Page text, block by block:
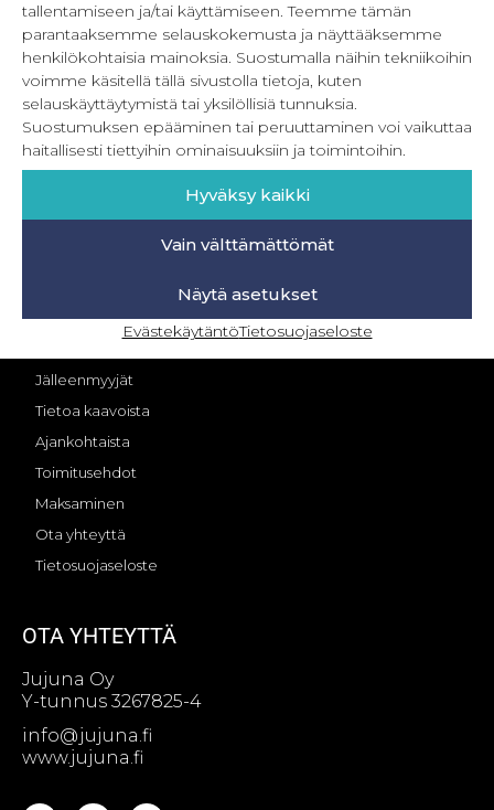
tallentamiseen ja/tai käyttämiseen. Teemme tämän
parantaaksemme selauskokemusta ja näyttääksemme
henkilökohtaisia mainoksia. Suostumalla näihin tekniikoihin
voimme käsitellä tällä sivustolla tietoja, kuten
selauskäyttäytymistä tai yksilöllisiä tunnuksia.
Suostumuksen epääminen tai peruuttaminen voi vaikuttaa
haitallisesti tiettyihin ominaisuuksiin ja toimintoihin.
Hyväksy kaikki
Vain välttämättömät
Näytä asetukset
EvästekäytäntöTietosuojaseloste
Myyntilisenssit – Naisten ompelukaavat
39,90€ – 59,90€ Sis. ALV
Valitse vaihtoehdoista
OMA TILI – KIRJAUTUMINEN
Jälleenmyyjät
Tietoa kaavoista
Ajankohtaista
Toimitusehdot
Maksaminen
Ota yhteyttä
Tietosuojaseloste
OTA YHTEYTTÄ
Jujuna Oy
Y-tunnus 3267825-4
info@jujuna.fi
www.jujuna.fi